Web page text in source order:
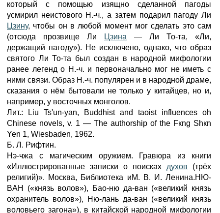
который с помощью изящно сделанной пагоды
усмирил неистового Н.-ч., а затем подарил пагоду Ли
Цзину, чтобы он в любой момент мог сделать это сам
(отсюда прозвище Ли
Цзина — Ли То-та, «Ли,
держащий пагоду»). Не исключено, однако, что образ
святого Ли То-та был создан в народной мифологии
ранее легенд о Н.-ч. и первоначально мог не иметь с
ними связи. Образ Н.-ч. популярен и в народной драме,
сказания о нём бытовали не только у китайцев, но и,
например, у восточных монголов.
Лит.: Liu Ts'un-yan, Buddhist and taoist influences oh
Chinese novels, v. 1 — The authorship of the Fкng Shкn
Yen 1, Wiesbaden, 1962.
Б. Л. Рифтин.
Нэ-чжа с магическим оружием. Гравюра из книги
«Иллюстрированные записки о поисках духов (трёх
религий)». Москва, Библиотека иМ. В. И. Ленина.НЮ-
BАH («князь волов»), Бао-ню да-ван («великий князь
охранитель волов»), Ню-лань да-ван («великий князь
воловьего загона»), в китайской народной мифологии